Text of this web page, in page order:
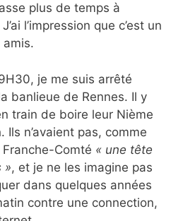
plus de temps à
l’impression que c’est un
amis.
je me suis arrêté
banlieue de Rennes. Il y
train de boire leur Nième
n’avaient pas, comme
Comté « une tête
», et je ne les imagine pas
dans quelques années
contre une connection,